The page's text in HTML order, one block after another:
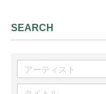
SEARCH